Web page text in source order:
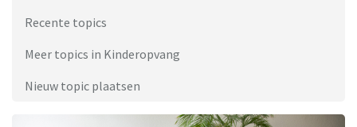
Recente topics
Meer topics in Kinderopvang
Nieuw topic plaatsen